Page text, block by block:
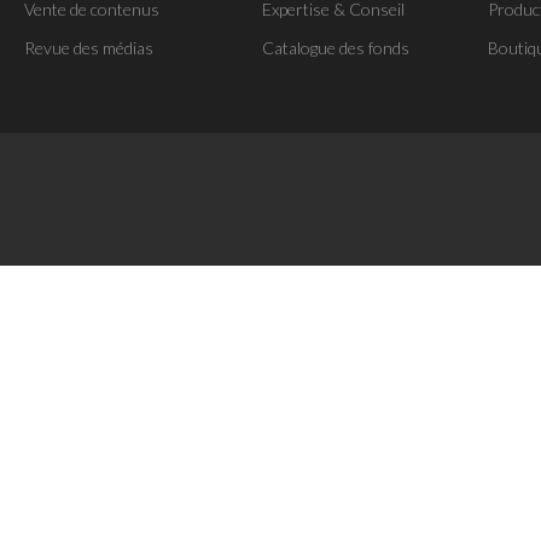
Vente de contenus
Revue des médias
Expertise & Conseil
Catalogue des fonds